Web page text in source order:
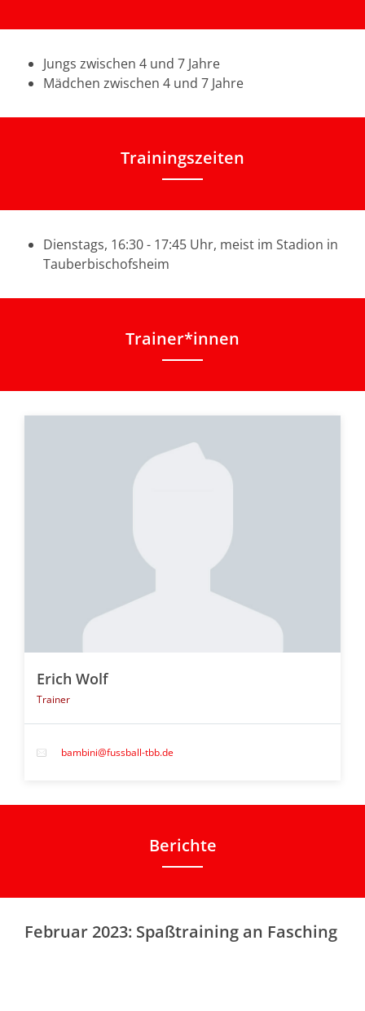
Jungs zwischen 4 und 7 Jahre
Mädchen zwischen 4 und 7 Jahre
Trainingszeiten
Dienstags, 16:30 - 17:45 Uhr, meist im Stadion in
Tauberbischofsheim
Trainer*innen
Erich Wolf
Trainer
bambini@fussball-tbb.de
Berichte
Februar 2023: Spaßtraining an Fasching